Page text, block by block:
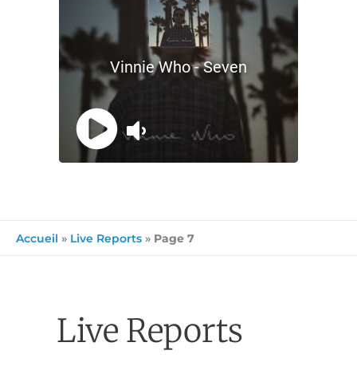
Accueil » Live Reports » Page 7
Live Reports